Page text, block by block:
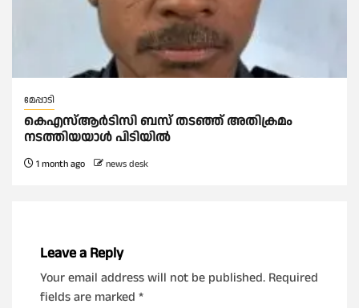
മേപ്പാടി
കെഎസ്ആർടിസി ബസ് തടഞ്ഞ് അതിക്രമം
നടത്തിയയാൾ പിടിയിൽ
1 month ago news desk
Leave a Reply
Your email address will not be published. Required
fields are marked *